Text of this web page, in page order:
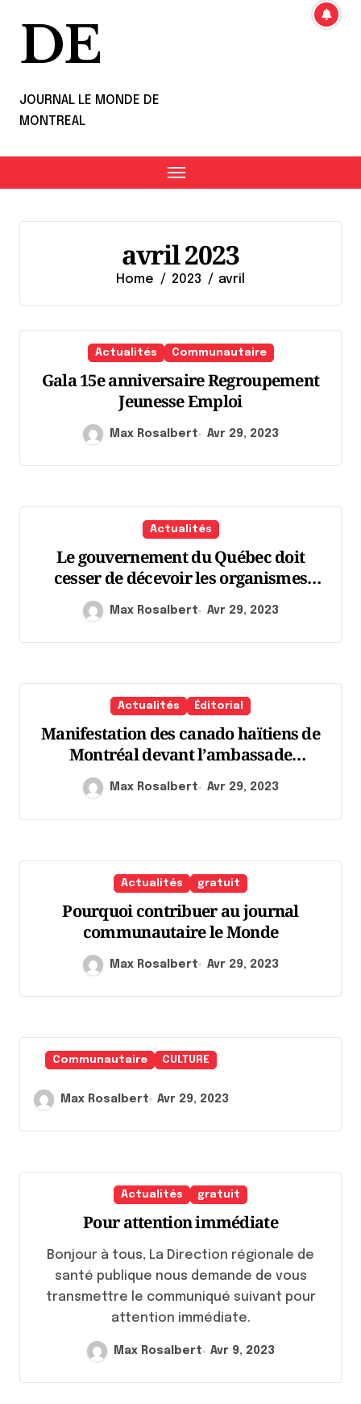
DE
JOURNAL LE MONDE DE
MONTREAL
avril 2023
Home 2023 avril
Actualités Communautaire
Gala 15e anniversaire Regroupement
Jeunesse Emploi
Max Rosalbert Avr 29, 2023
Actualités
Le gouvernement du Québec doit
cesser de décevoir les organismes
autonomes du domaine de la santé et
des services sociaux
Max Rosalbert Avr 29, 2023
Actualités Éditorial
Manifestation des canado haïtiens de
Montréal devant l’ambassade
américaine
Max Rosalbert Avr 29, 2023
Actualités gratuit
Pourquoi contribuer au journal
communautaire le Monde
Max Rosalbert Avr 29, 2023
Communautaire CULTURE
Max Rosalbert Avr 29, 2023
Actualités gratuit
Pour attention immédiate
Bonjour à tous, La Direction régionale de
santé publique nous demande de vous
transmettre le communiqué suivant pour
attention immédiate.
Max Rosalbert Avr 9, 2023